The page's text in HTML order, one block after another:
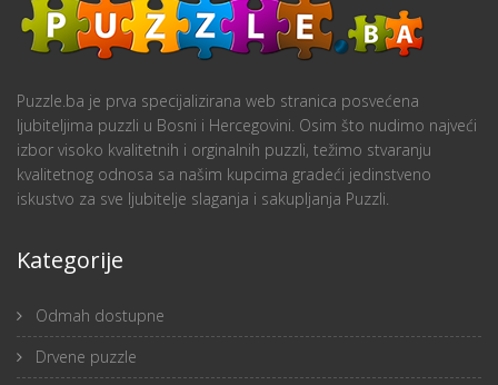
Puzzle.ba je prva specijalizirana web stranica posvećena
ljubiteljima puzzli u Bosni i Hercegovini. Osim što nudimo najveći
izbor visoko kvalitetnih i orginalnih puzzli, težimo stvaranju
kvalitetnog odnosa sa našim kupcima gradeći jedinstveno
iskustvo za sve ljubitelje slaganja i sakupljanja Puzzli.
Kategorije
Odmah dostupne
Drvene puzzle